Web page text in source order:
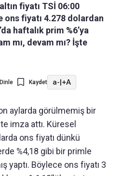
fiyatı TSİ 06:00
ons fiyatı 4.278 dolardan
haftalık prim %6’ya
mı, devam mı? İşte
Dinle Kaydet a-|+A
aylarda görülmemiş bir
imza attı. Küresel
ons fiyatı dünkü
%4,18 gibi bir primle
yaptı. Böylece ons fiyatı 3